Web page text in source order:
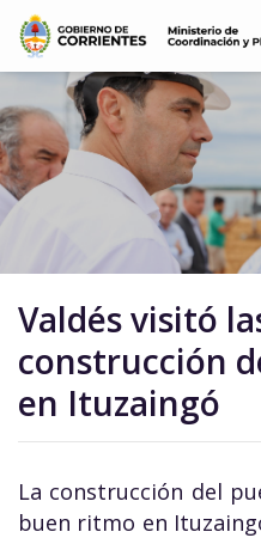
Valdés visitó
construcción
en Ituzaingó
La construcción del
buen ritmo en